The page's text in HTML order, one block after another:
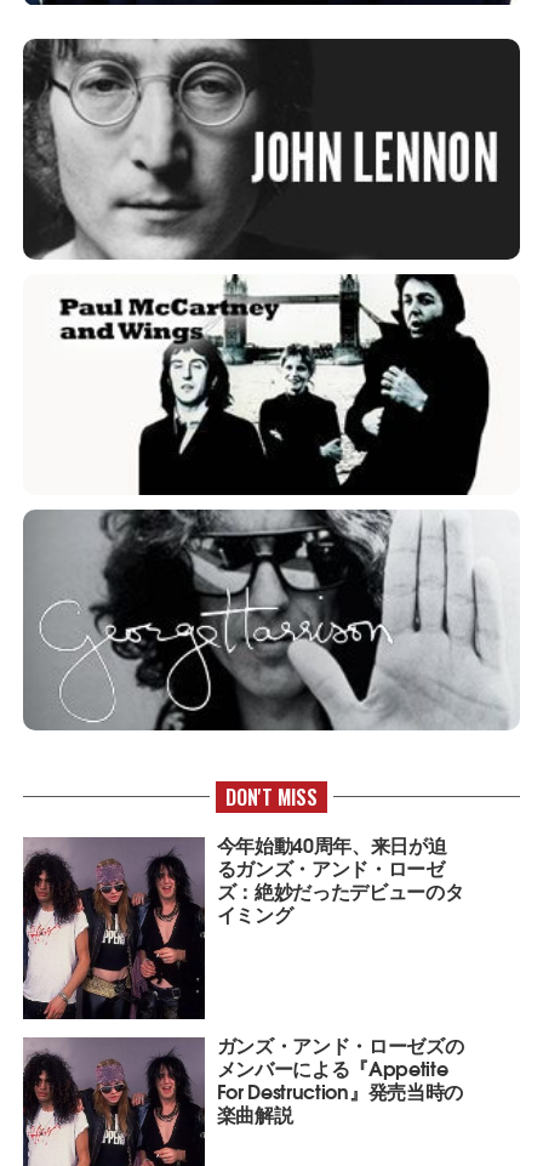
DON'T MISS
今年始動40周年、来日が迫
るガンズ・アンド・ローゼ
ズ：絶妙だったデビューのタ
イミング
ガンズ・アンド・ローゼズの
メンバーによる『Appetite
For Destruction』発売当時の
楽曲解説